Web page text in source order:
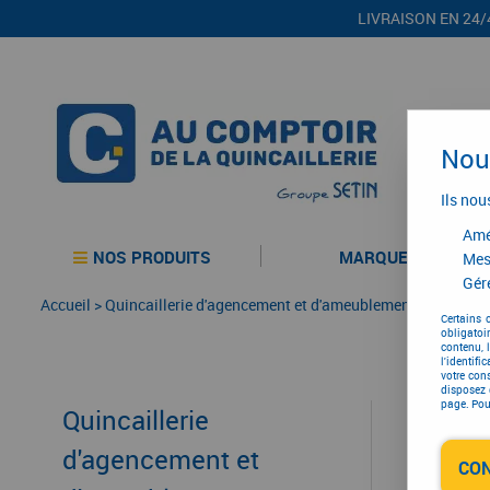
LIVRAISON EN 24/
NOS PRODUITS MARQUES
Accueil >Quincaillerie d'agencement et d'ameublement
Quincaillerie
d'agencement et
Ils
Certains
contenu,
votre
disposez
page.